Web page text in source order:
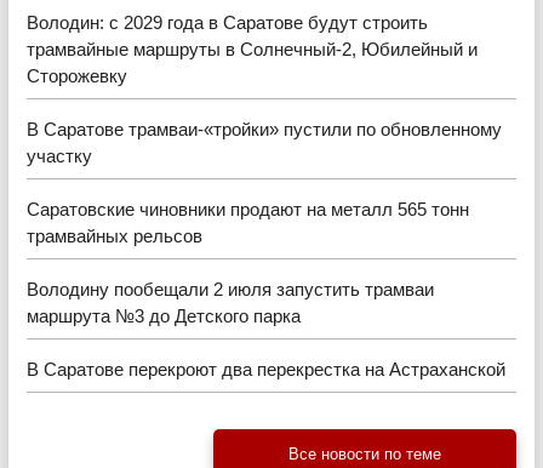
Володин: с 2029 года в Саратове будут строить
трамвайные маршруты в Солнечный-2, Юбилейный и
Сторожевку
В Саратове трамваи-«тройки» пустили по обновленному
участку
Саратовские чиновники продают на металл 565 тонн
трамвайных рельсов
Володину пообещали 2 июля запустить трамваи
маршрута №3 до Детского парка
В Саратове перекроют два перекрестка на Астраханской
Все новости по теме